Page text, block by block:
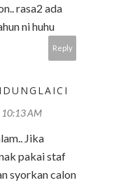
rasa2 ada
ni huhu
Reply
AM
Jika
pakai staf
syorkan calon